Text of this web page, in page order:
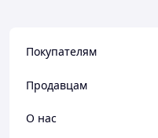
Покупателям
Продавцам
О нас